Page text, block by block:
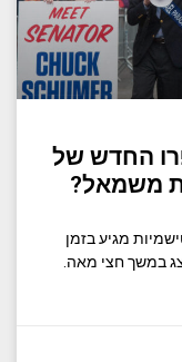
החדש של
משמאל?
מגיע בזמן
במשך חצי מאה.